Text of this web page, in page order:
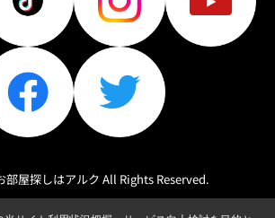
屋探しはアルク All Rights Reserved.